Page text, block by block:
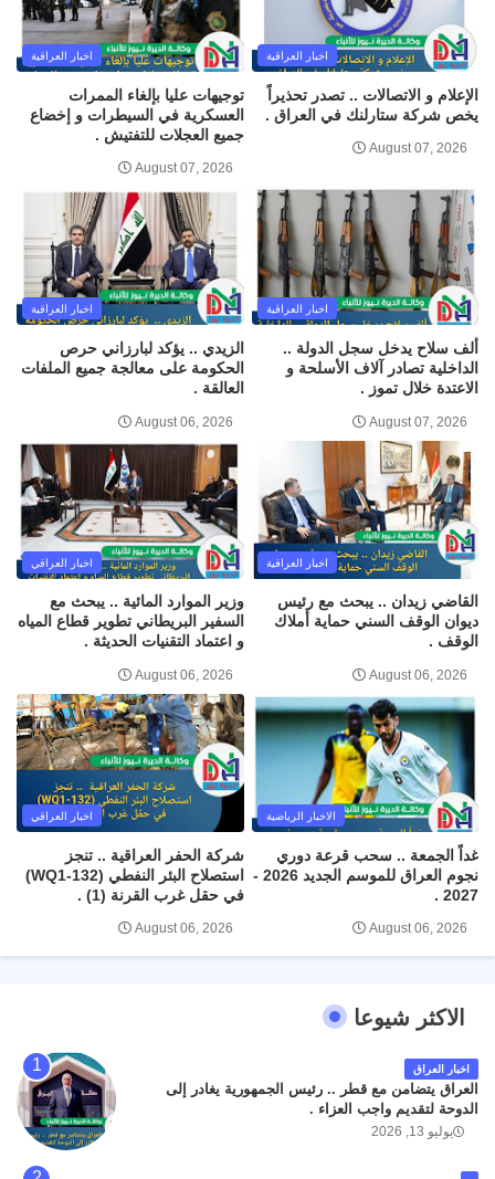
اخبار العراقية
الإعلام و الاتصالات .. تصدر تحذيراً
يخص شركة ستارلنك في العراق .
August 07, 2026
اخبار العراقية
توجيهات عليا بإلغاء الممرات
العسكرية في السيطرات و إخضاع
جميع العجلات للتفتيش .
August 07, 2026
اخبار العراقية
ألف سلاح يدخل سجل الدولة ..
الداخلية تصادر آلاف الأسلحة و
الاعتدة خلال تموز .
August 07, 2026
اخبار العراقية
الزيدي .. يؤكد لبارزاني حرص
الحكومة على معالجة جميع الملفات
العالقة .
August 06, 2026
اخبار العراقية
القاضي زيدان .. يبحث مع رئيس
ديوان الوقف السني حماية أملاك
الوقف .
August 06, 2026
اخبار العراقي
وزير الموارد المائية .. يبحث مع
السفير البريطاني تطوير قطاع المياه
و اعتماد التقنيات الحديثة .
August 06, 2026
الاخبار الرياضية
غداً الجمعة .. سحب قرعة دوري
نجوم العراق للموسم الجديد 2026 -
2027 .
August 06, 2026
اخبار العراقي
شركة الحفر العراقية .. تنجز
استصلاح البئر النفطي (WQ1-132)
في حقل غرب القرنة (1) .
August 06, 2026
الاكثر شيوعا
اخبار العراق
العراق يتضامن مع قطر .. رئيس الجمهورية يغادر إلى
الدوحة لتقديم واجب العزاء .
يوليو 13, 2026